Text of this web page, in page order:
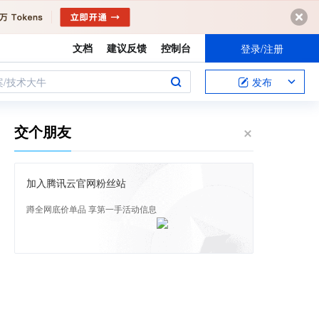
文档 建议反馈 控制台 登录/注册
/技术大牛 发布
交个朋友
加入腾讯云官网粉丝站
蹲全网底价单品 享第一手活动信息